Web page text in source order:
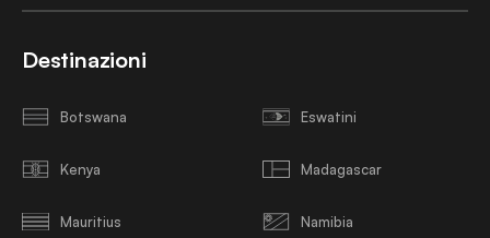
Destinazioni
Botswana Eswatini
Kenya Madagascar
Mauritius Namibia